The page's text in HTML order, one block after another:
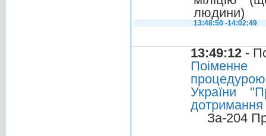
людини)
13:48:50 -14:02:49
13:49:12 -
Поіменне
України
За-204